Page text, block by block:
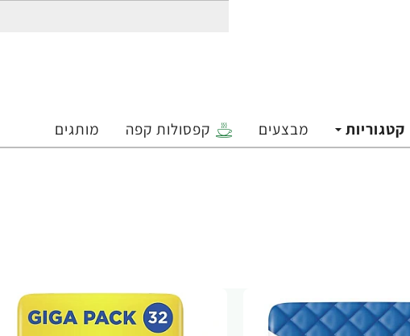
קטגוריות מבצעים קפסולות קפה מותגים